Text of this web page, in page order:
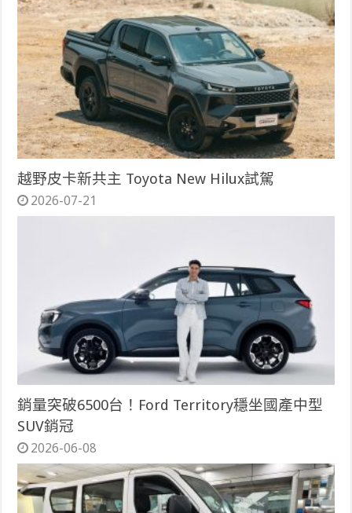
越野皮卡新共主 Toyota New Hilux試駕
2026-07-21
銷量突破6500台！Ford Territory穩坐國產中型
SUV銷冠
2026-06-08